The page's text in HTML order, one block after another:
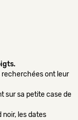
recherchées ont leur
sur sa petite case de
noir, les dates